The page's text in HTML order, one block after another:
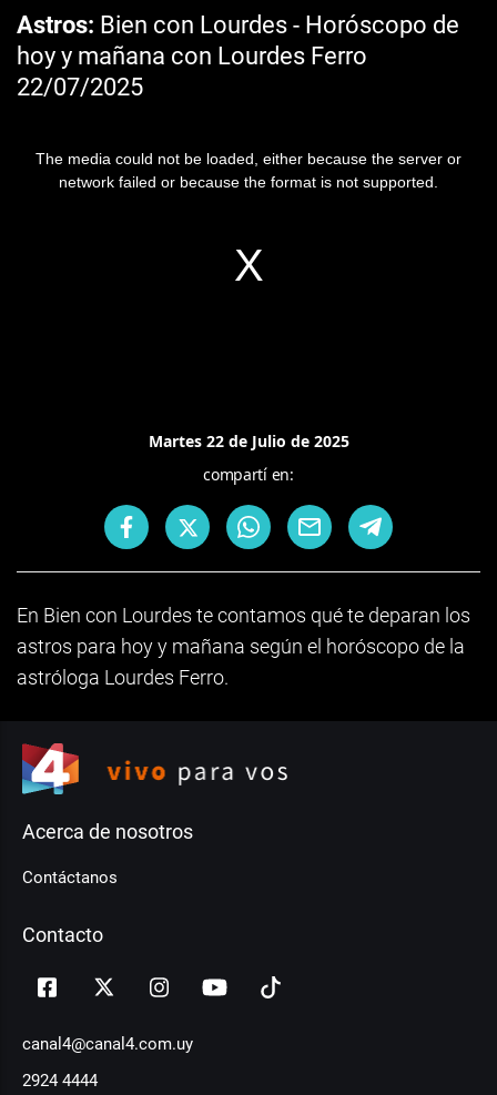
Astros Bien con Lourdes - Horóscopo de
hoy y mañana con Lourdes Ferro
22/07/2025
The media could not be loaded, either because the server or
network failed or because the format is not supported.
Martes 22 de Julio de 2025
compartí en:
En Bien con Lourdes te contamos qué te deparan los
astros para hoy y mañana según el horóscopo de la
astróloga Lourdes Ferro.
Acerca de nosotros
Contáctanos
Contacto
canal4@canal4.com.uy
2924 4444